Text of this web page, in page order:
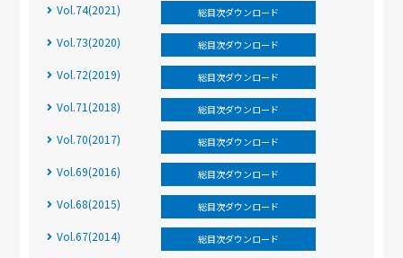
Vol.74(2021) 総目次ダウンロード
Vol.73(2020) 総目次ダウンロード
Vol.72(2019) 総目次ダウンロード
Vol.71(2018) 総目次ダウンロード
Vol.70(2017) 総目次ダウンロード
Vol.69(2016) 総目次ダウンロード
Vol.68(2015) 総目次ダウンロード
Vol.67(2014) 総目次ダウンロード